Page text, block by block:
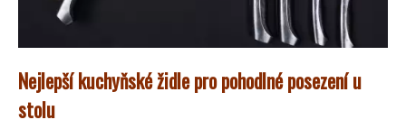
Nejlepší kuchyňské židle pro pohodlné posezení u
stolu